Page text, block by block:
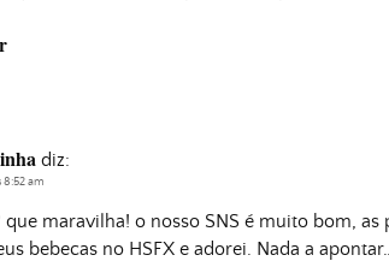
diz:
8:52 am
que maravilha! o nosso SNS é muito bom,
bebecas no HSFX e adorei. Nada a